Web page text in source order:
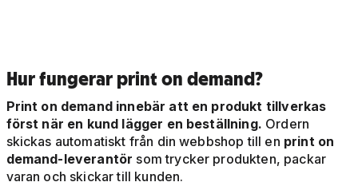
Hur fungerar print on demand?
Print on demand innebär att en produkt tillverkas
först när en kund lägger en beställning. Ordern
skickas automatiskt från din webbshop till en print on
demand-leverantör som trycker produkten, packar
varan och skickar till kunden.